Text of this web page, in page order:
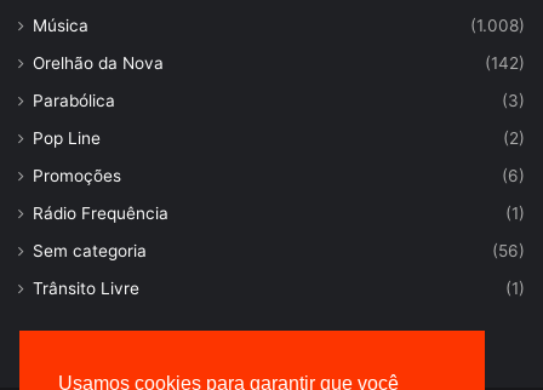
Usamos cookies para garantir que você
Música
(1.008)
Orelhão da Nova
(142)
Parabólica
(3)
Pop Line
(2)
Promoções
(6)
Rádio Frequência
(1)
Sem categoria
(56)
Trânsito Livre
(1)